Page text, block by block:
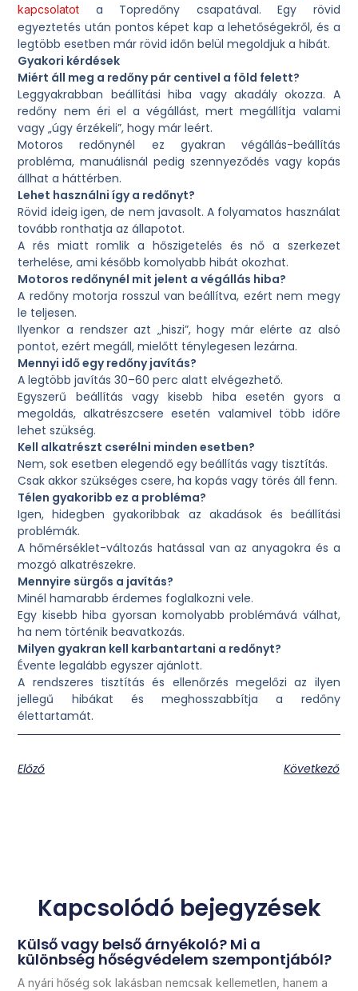
kapcsolatot
a Topredőny csapatával. Egy rövid
egyeztetés után pontos képet kap a lehetőségekről, és a
legtöbb esetben már rövid időn belül megoldjuk a hibát.
Gyakori kérdések
Miért áll meg a redőny pár centivel a föld felett?
Leggyakrabban beállítási hiba vagy akadály okozza. A
redőny nem éri el a végállást, mert megállítja valami
vagy „úgy érzékeli”, hogy már leért.
Motoros redőnynél ez gyakran végállás-beállítás
probléma, manuálisnál pedig szennyeződés vagy kopás
állhat a háttérben.
Lehet használni így a redőnyt?
Rövid ideig igen, de nem javasolt. A folyamatos használat
tovább ronthatja az állapotot.
A rés miatt romlik a hőszigetelés és nő a szerkezet
terhelése, ami később komolyabb hibát okozhat.
Motoros redőnynél mit jelent a végállás hiba?
A redőny motorja rosszul van beállítva, ezért nem megy
le teljesen.
Ilyenkor a rendszer azt „hiszi”, hogy már elérte az alsó
pontot, ezért megáll, mielőtt ténylegesen lezárna.
Mennyi idő egy redőny javítás?
A legtöbb javítás 30–60 perc alatt elvégezhető.
Egyszerű beállítás vagy kisebb hiba esetén gyors a
megoldás, alkatrészcsere esetén valamivel több időre
lehet szükség.
Kell alkatrészt cserélni minden esetben?
Nem, sok esetben elegendő egy beállítás vagy tisztítás.
Csak akkor szükséges csere, ha kopás vagy törés áll fenn.
Télen gyakoribb ez a probléma?
Igen, hidegben gyakoribbak az akadások és beállítási
problémák.
A hőmérséklet-változás hatással van az anyagokra és a
mozgó alkatrészekre.
Mennyire sürgős a javítás?
Minél hamarabb érdemes foglalkozni vele.
Egy kisebb hiba gyorsan komolyabb problémává válhat,
ha nem történik beavatkozás.
Milyen gyakran kell karbantartani a redőnyt?
Évente legalább egyszer ajánlott.
A rendszeres tisztítás és ellenőrzés megelőzi az ilyen
jellegű hibákat és meghosszabbítja a redőny
élettartamát.
Előző Következő
Kapcsolódó bejegyzések
Külső vagy belső árnyékoló? Mi a
különbség hőségvédelem szempontjából?
A nyári hőség sok lakásban nemcsak kellemetlen, hanem a